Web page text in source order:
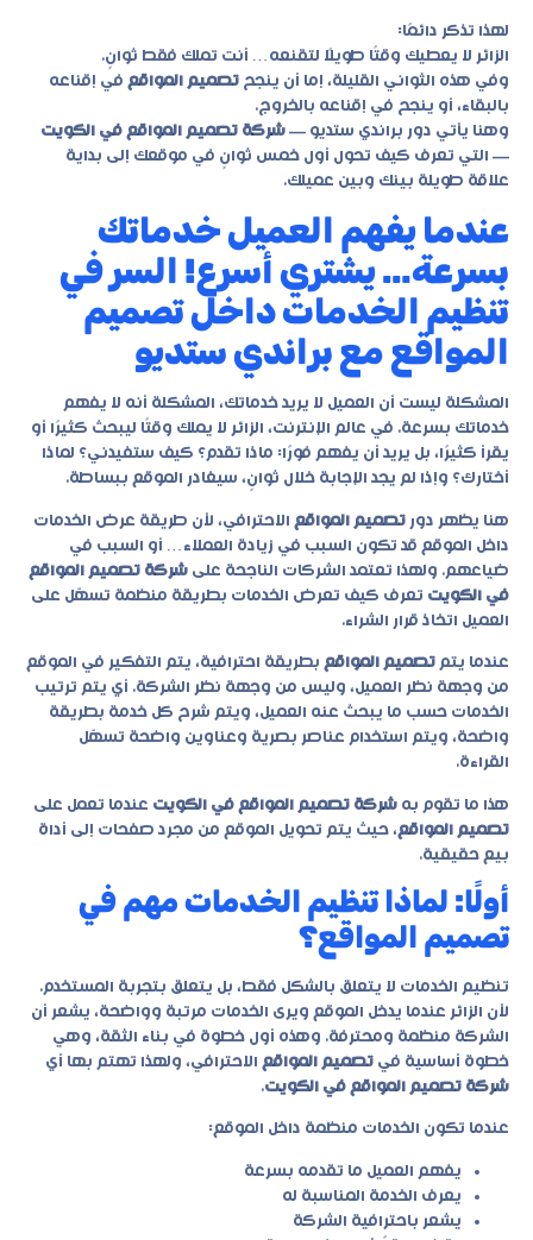
لهذا تذكر دائمًا:
الزائر لا يعطيك وقتًا طويلًا لتقنعه… أنت تملك فقط ثوانٍ.
وفي هذه الثواني القليلة، إما أن ينجح تصميم المواقع في إقناعه
بالبقاء، أو ينجح في إقناعه بالخروج.
وهنا يأتي دور براندي ستديو — شركة تصميم المواقع في الكويت
— التي تعرف كيف تحول أول خمس ثوانٍ في موقعك إلى بداية
علاقة طويلة بينك وبين عميلك.
عندما يفهم العميل خدماتك
بسرعة… يشتري أسرع! السر في
تنظيم الخدمات داخل تصميم
المواقع مع براندي ستديو
المشكلة ليست أن العميل لا يريد خدماتك، المشكلة أنه لا يفهم
خدماتك بسرعة. في عالم الإنترنت، الزائر لا يملك وقتًا ليبحث كثيرًا أو
يقرأ كثيرًا، بل يريد أن يفهم فورًا: ماذا تقدم؟ كيف ستفيدني؟ لماذا
أختارك؟ وإذا لم يجد الإجابة خلال ثوانٍ، سيغادر الموقع ببساطة.
هنا يظهر دور تصميم المواقع الاحترافي، لأن طريقة عرض الخدمات
داخل الموقع قد تكون السبب في زيادة العملاء… أو السبب في
ضياعهم. ولهذا تعتمد الشركات الناجحة على شركة تصميم المواقع
في الكويت تعرف كيف تعرض الخدمات بطريقة منظمة تسهّل على
العميل اتخاذ قرار الشراء.
عندما يتم تصميم المواقع بطريقة احترافية، يتم التفكير في الموقع
من وجهة نظر العميل، وليس من وجهة نظر الشركة. أي يتم ترتيب
الخدمات حسب ما يبحث عنه العميل، ويتم شرح كل خدمة بطريقة
واضحة، ويتم استخدام عناصر بصرية وعناوين واضحة تسهّل
القراءة.
هذا ما تقوم به شركة تصميم المواقع في الكويت عندما تعمل على
تصميم المواقع، حيث يتم تحويل الموقع من مجرد صفحات إلى أداة
بيع حقيقية.
أولًا: لماذا تنظيم الخدمات مهم في
تصميم المواقع؟
تنظيم الخدمات لا يتعلق بالشكل فقط، بل يتعلق بتجربة المستخدم.
لأن الزائر عندما يدخل الموقع ويرى الخدمات مرتبة وواضحة، يشعر أن
الشركة منظمة ومحترفة. وهذه أول خطوة في بناء الثقة، وهي
خطوة أساسية في تصميم المواقع الاحترافي، ولهذا تهتم بها أي
شركة تصميم المواقع في الكويت.
عندما تكون الخدمات منظمة داخل الموقع:
يفهم العميل ما تقدمه بسرعة
يعرف الخدمة المناسبة له
يشعر باحترافية الشركة